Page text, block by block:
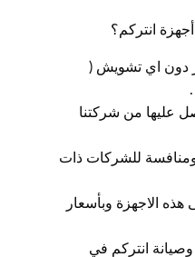
انتركم؟
دون اي تشويش (
عليها من شركتنا
ومنافسة للشركات ذات
الاجهزة وبأسعار
انتركم في